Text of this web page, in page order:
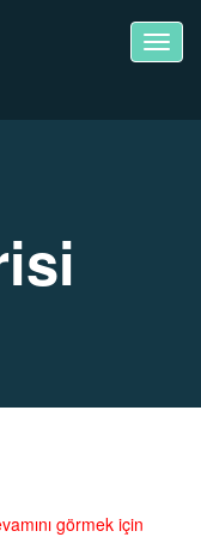
görmek için